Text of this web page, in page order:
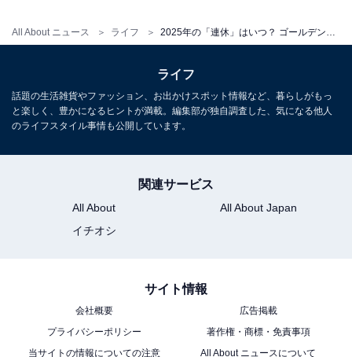
All About ニュース ライフ
12月27日（土）・28日（日）
1月1日（木／祝）・3日（土）・4日（日）
残念ながら、今年の最大連休は5月の4連休どまり。4月
の終わりの祝日と全部つなげるには4日も有休を使う必
要があるので、かなり厳しい戦いになります。
年末年始は悪くないように見えますが、26日に仕事納め
ができないと29日だけ出勤、なんてことになりかねない
危うさが少しだけあります。
ライフ
話題の生活雑貨やファッション、お出かけスポット情報など、暮らしがもっ
と楽しく、豊かになるヒントが満載。編集部が独自調査した、気になる他人
のライフスタイル事情も公開しています。
関連サービス
All About
All About Japan
イチオシ
サイト情報
会社概要
広告掲載
プライバシーポリシー
著作権・商標・免責事項
当サイトの情報についての注意
All About ニュースについて